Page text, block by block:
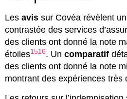
Les avis sur Covéa révèlent
contrastée des services
des clients ont donné la note
étoiles1516. Un comparatif
des clients ont donné la note
montrant des expériences très